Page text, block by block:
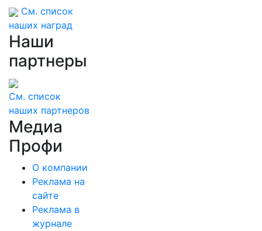
См. список
наших наград
Наши
партнеры
См. список
наших партнеров
Медиа
Профи
О компании
Реклама на
сайте
Реклама в
журнале